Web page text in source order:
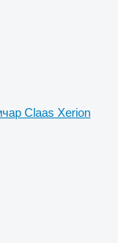
Claas Xerion